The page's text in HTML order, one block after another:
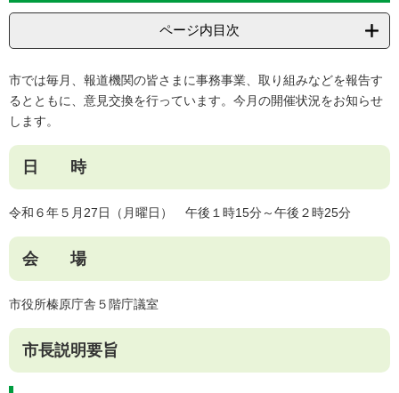
ページ内目次
市では毎月、報道機関の皆さまに事務事業、取り組みなどを報告す
るとともに、意見交換を行っています。今月の開催状況をお知らせ
します。
日 時
令和６年５月27日（月曜日） 午後１時15分～午後２時25分
会 場
市役所榛原庁舎５階庁議室
市長説明要旨